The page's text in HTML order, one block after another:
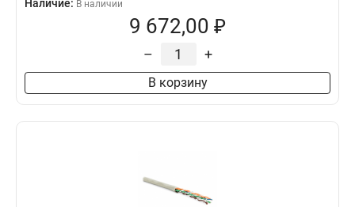
Наличие: В наличии
9 672,00 ₽
– +
В корзину